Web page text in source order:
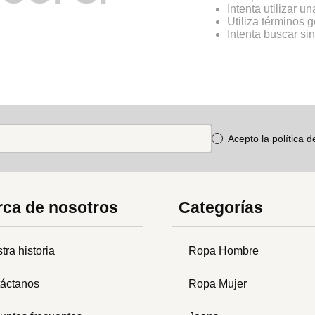
Intenta utilizar
Utiliza términos
Intenta buscar
Acepto la política
de nosotros
historia
Categorías
Ropa Hombre
Ropa Mujer